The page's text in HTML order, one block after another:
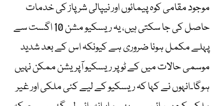
موجود مقامی کوہ پیمائوں اور نیپالی شرپاز کی خدمات
حاصل کی جا سکتی ہیں، یہ ریسکیو مشن 10 اگست سے
پہلے مکمل ہونا ضروری ہے کیونکہ اس کے بعد شدید
موسمی حالات میں کے ٹو پر ریسکیو آپریشن ممکن نہیں
ہوگا۔انہوں نے کہا کہ ریسکیو کے لیے کئی ملکی اور غیر